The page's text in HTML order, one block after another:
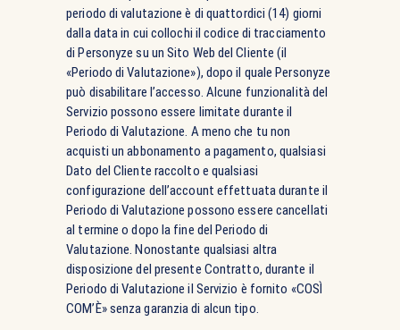
periodo di valutazione è di quattordici (14) giorni
dalla data in cui collochi il codice di tracciamento
di Personyze su un Sito Web del Cliente (il
«Periodo di Valutazione»), dopo il quale Personyze
può disabilitare l’accesso. Alcune funzionalità del
Servizio possono essere limitate durante il
Periodo di Valutazione. A meno che tu non
acquisti un abbonamento a pagamento, qualsiasi
Dato del Cliente raccolto e qualsiasi
configurazione dell’account effettuata durante il
Periodo di Valutazione possono essere cancellati
al termine o dopo la fine del Periodo di
Valutazione. Nonostante qualsiasi altra
disposizione del presente Contratto, durante il
Periodo di Valutazione il Servizio è fornito «COSÌ
COM’È» senza garanzia di alcun tipo.